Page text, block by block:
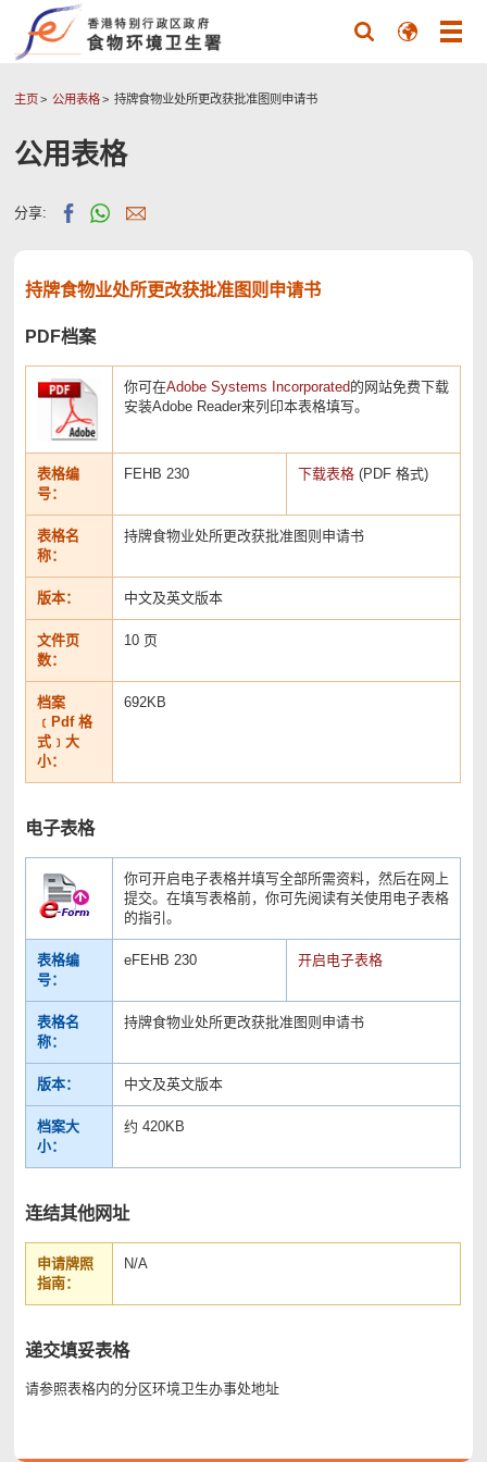
主页 公用表格 持牌食物业处所更改获批准图则申请书
公用表格
分享:
持牌食物业处所更改获批准图则申请书
PDF档案
你可在Adobe Systems Incorporated的网站免费下载
安装Adobe Reader来列印本表格填写。
表格编
号：
FEHB 230 下载表格 (PDF 格式)
表格名
称：
持牌食物业处所更改获批准图则申请书
版本： 中文及英文版本
文件页
数：
10 页
档案
﹝Pdf 格
式﹞大
小：
692KB
电子表格
你可开启电子表格并填写全部所需资料，然后在网上
提交。在填写表格前，你可先阅读有关使用电子表格
的指引。
表格编
号：
eFEHB 230 开启电子表格
表格名
称：
持牌食物业处所更改获批准图则申请书
版本： 中文及英文版本
档案大
小：
约 420KB
连结其他网址
申请牌照
指南：
N/A
递交填妥表格
请参照表格内的分区环境卫生办事处地址